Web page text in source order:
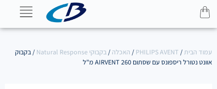
עמוד הבית/
PHILIPS AVENT
/ האכלה / בקבוקי Natural Response
/ בקבוק
אוונט נטורל ריספונס עם שסתום AIRVENT 260 מ"ל